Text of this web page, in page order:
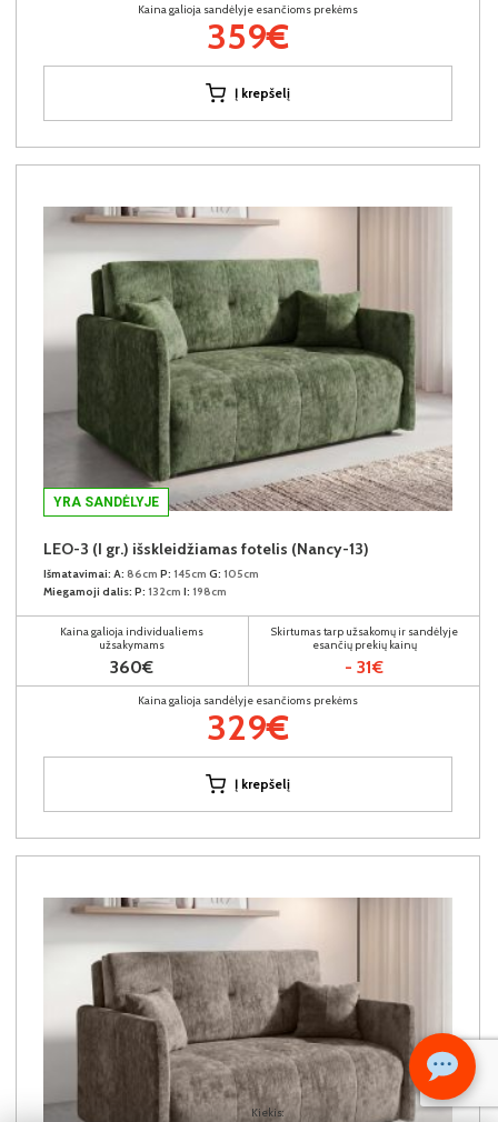
Kiekis:
Kaina galioja sandėlyje esančioms prekėms
359€
Į krepšelį
YRA SANDĖLYJE
LEO-3 (I gr.) išskleidžiamas fotelis (Nancy-13)
Išmatavimai: A: 86cm P: 145cm G: 105cm
Miegamoji dalis: P: 132cm I: 198cm
Kaina galioja individualiems
užsakymams
360€
Skirtumas tarp užsakomų ir sandėlyje
esančių prekių kainų
- 31€
Kaina galioja sandėlyje esančioms prekėms
329€
Į krepšelį